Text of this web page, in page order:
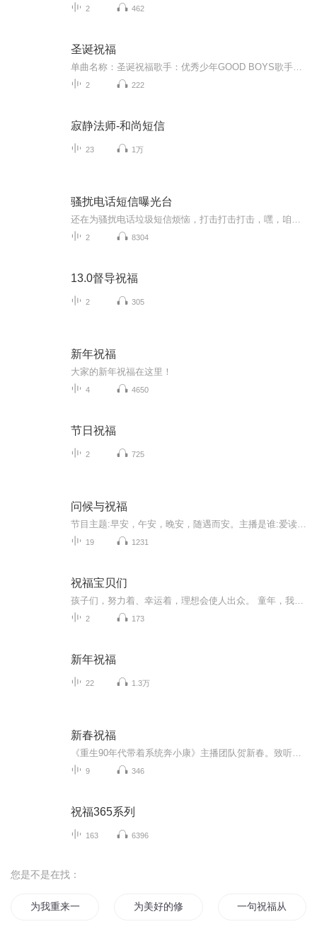
2 462
圣诞祝福
2 222
寂静法师-和尚短信
23 1万
骚扰电话短信曝光台
2 8304
13.0督导祝福
2 305
新年祝福
大家的新年祝福在这里！
4 4650
节日祝福
2 725
问候与祝福
19 1231
祝福宝贝们
2 173
新年祝福
22 1.3万
新春祝福
9 346
祝福365系列
163 6396
您是不是在找：
为我重来一次的青春物语献上祝福为美好的修真献上祝福 一句祝福从此不见